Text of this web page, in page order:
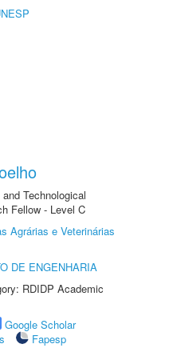
Technological
Fellow - Level C
Agrárias e Veterinárias
DE ENGENHARIA
RDIDP Academic
Google Scholar
Fapesp